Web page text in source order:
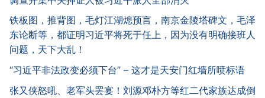
铁板图，推背图，毛灯江湖熄预言，南京金陵塔碑文，毛泽
东论断等，都证明习近平将死于任上，因为没有明确接班人
问题，天下大乱！
“习近平非法政变必须下台” – 这才是天安门红墙所喷标语
张又侠怒吼、老军头罢宴！刘源邓朴方等红二代家族达成倒